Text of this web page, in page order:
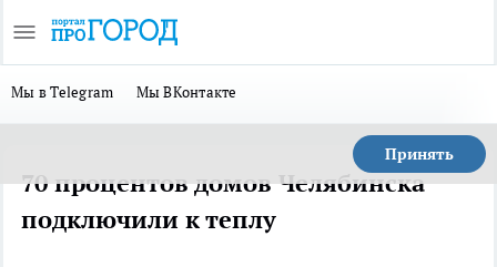
Мы в Telegram Мы ВКонтакте
Принять
70 процентов домов Челябинска
подключили к теплу